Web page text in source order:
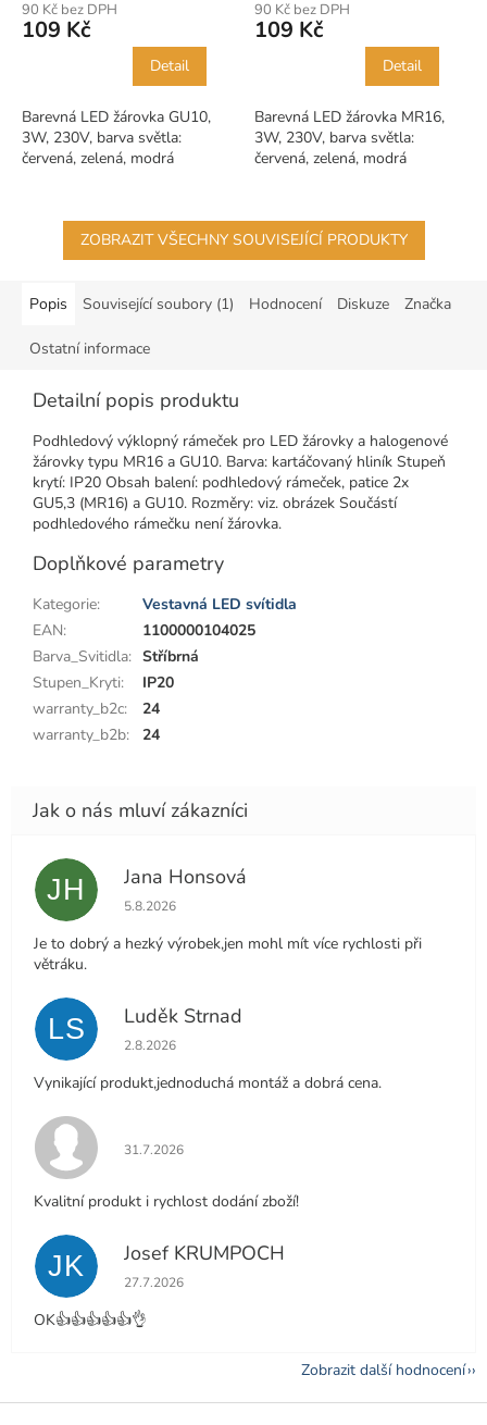
90 Kč bez DPH
109 Kč
Detail
Barevná LED žárovka GU10,
3W, 230V, barva světla:
červená, zelená, modrá
90 Kč bez DPH
109 Kč
Detail
Barevná LED žárovka MR16,
3W, 230V, barva světla:
červená, zelená, modrá
ZOBRAZIT VŠECHNY SOUVISEJÍCÍ PRODUKTY
Popis Související soubory (1) Hodnocení Diskuze Značka
Ostatní informace
Detailní popis produktu
Podhledový výklopný rámeček pro LED žárovky a halogenové
žárovky typu MR16 a GU10. Barva: kartáčovaný hliník Stupeň
krytí: IP20 Obsah balení: podhledový rámeček, patice 2x
GU5,3 (MR16) a GU10. Rozměry: viz. obrázek Součástí
podhledového rámečku není žárovka.
Doplňkové parametry
Kategorie:
Vestavná LED svítidla
EAN:
1100000104025
Barva_Svitidla: Stříbrná
Stupen_Kryti:
IP20
warranty_b2c:
24
warranty_b2b: 24
JH Jana Honsová
Hodnocení obchodu je 5 z 5 hvězdiček.
5.8.2026
Je to dobrý a hezký výrobek,jen mohl mít více rychlosti při
větráku.
LS Luděk Strnad
Hodnocení obchodu je 5 z 5 hvězdiček.
2.8.2026
Vynikající produkt,jednoduchá montáž a dobrá cena.
Hodnocení obchodu je 5 z 5 hvězdiček.
31.7.2026
Kvalitní produkt i rychlost dodání zboží!
JK Josef KRUMPOCH
Hodnocení obchodu je 5 z 5 hvězdiček.
27.7.2026
OK👍👍👍👍👍👌
Zobrazit další hodnocení
Z